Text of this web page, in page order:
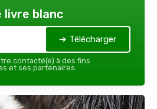
livre blanc
➔ Télécharger
contacté(e) à des fins
et ses partenaires.